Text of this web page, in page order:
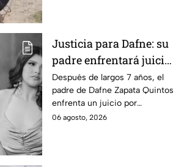
Justicia para Dafne: su
padre enfrentará juicio
por presunto abuso
cometido en 2019 en
Tamaulipas
Después de largos 7 años, el
padre de Dafne Zapata Quintos
enfrenta un juicio por
presuntamente abusar de la
06 agosto, 2026